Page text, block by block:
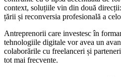
context, soluțiile vin din două
țării și reconversia profesională a
Antreprenorii care investesc în
tehnologiile digitale vor avea un
colaborările cu freelanceri și
tot mai frecvente.